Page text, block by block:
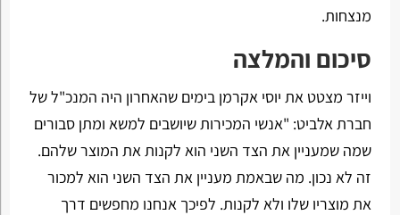
מנצחות.
סיכום והמלצה
וייזר מצטט את יוסי אקרמן בימים שהאחרון היה המנכ"ל של
חברת אלביט: "אנשי המכירות שיושבים למשא ומתן סבורים
שמה שמעניין את הצד השני הוא לקנות את המוצר שלהם.
זה לא נכון. מה שבאמת מעניין את הצד השני הוא למכור
את מוצריו שלו ולא לקנות. לפיכך אנחנו מחפשים דרך